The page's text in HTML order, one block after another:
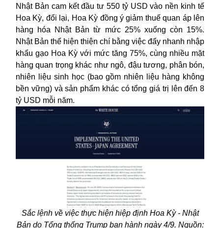
Nhật Bản cam kết đầu tư 550 tỷ USD vào nền kinh tế
Hoa Kỳ, đổi lại, Hoa Kỳ đồng ý giảm thuế quan áp lên
hàng hóa Nhật Bản từ mức 25% xuống còn 15%.
Nhật Bản thể hiện thiện chí bằng việc đẩy nhanh nhập
khẩu gạo Hoa Kỳ với mức tăng 75%, cùng nhiều mặt
hàng quan trọng khác như ngô, đậu tương, phân bón,
nhiên liệu sinh học (bao gồm nhiên liệu hàng không
bền vững) và sản phẩm khác có tổng giá trị lên đến 8
tỷ USD mỗi năm.
Sắc lệnh về việc thực hiện hiệp định Hoa Kỳ - Nhật
Bản do Tổng thống Trump ban hành ngày 4/9. Nguồn: